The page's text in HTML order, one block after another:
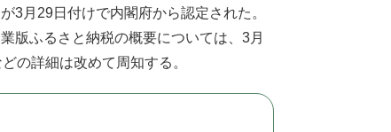
月29日付けで内閣府から認定された。
版ふるさと納税の概要については、3月
の詳細は改めて周知する。